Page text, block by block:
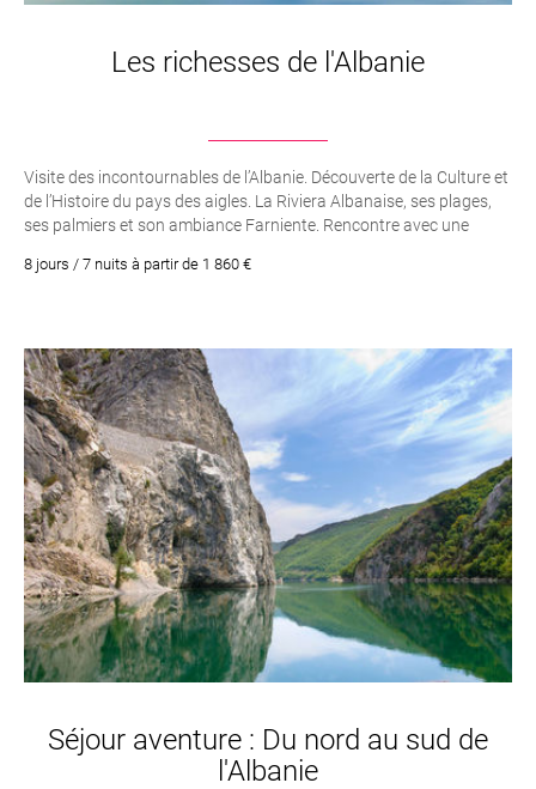
Les richesses de l'Albanie
Visite des incontournables de l’Albanie. Découverte de la Culture et
de l’Histoire du pays des aigles. La Riviera Albanaise, ses plages,
ses palmiers et son ambiance Farniente. Rencontre avec une
merveille de la nature : L’Oeil Bleu. Le lac de Pogradec
8 jours / 7 nuits à partir de 1 860 €
Séjour aventure : Du nord au sud de
l'Albanie